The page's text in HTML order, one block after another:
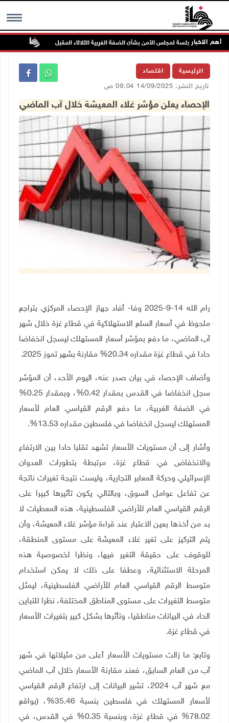
MENU أهم الاخبارجلسة لمجلس الأمن بشأن الضفة الغربية الثلاثاء المقبل
الرئيسية اقتصاد
تاريخ النشر: 14/09/2025 09:04 ص
الإحصاء يعلن مؤشر غلاء المعيشة خلال آب الماضي
رام الله 14-9-2025 وفا- أفاد جهاز الإحصاء المركزي بتراجع
ملحوظ في أسعار السلع الاستهلاكية في قطاع غزة خلال شهر
آب الماضي، ما دفع بمؤشر أسعار المستهلك ليسجل انخفاضا
حادا في قطاع غزة مقداره 20.34% مقارنة بشهر تموز 2025.
وأضاف الإحصاء في بيان صدر عنه، اليوم الأحد، أن المؤشر
سجل انخفاضا في القدس بمقدار 0.42%، وبمقدار 0.25%
في الضفة الغربية، ما دفع الرقم القياسي العام لأسعار
المستهلك ليسجل انخفاضا في فلسطين مقداره 13.53%.
وأشار إلى أن مستويات الأسعار تشهد تقلبا حادا بين الارتفاع
والانخفاض في قطاع غزة، مرتبطة بتطورات العدوان
الإسرائيلي وحركة المعابر التجارية، وليست نتيجة تغيرات ناتجة
عن تفاعل عوامل السوق، وبالتالي يكون تأثيرها كبيرا على
الرقم القياسي العام للأراضي الفلسطينية، هذه المعطيات لا
بد من أخذها بعين الاعتبار عند قراءة مؤشر غلاء المعيشة، وأن
يتم التركيز على تغير غلاء المعيشة على مستوى المنطقة،
للوقوف على حقيقة التغير فيها، ونظرا لخصوصية هذه
المرحلة الاستثنائية، وعطفا على ذلك لا يمكن استخدام
متوسط الرقم القياسي العام للأراضي الفلسطينية، ليمثل
متوسط التغيرات على مستوى المناطق المختلفة، نظرا للتباين
الحاد في البيانات مناطقيا، وتأثرها بشكل كبير بتغيرات الأسعار
في قطاع غزة.
وتابع: ما زالت مستويات الأسعار أعلى من مثيلاتها في شهر
آب من العام السابق، فعند مقارنة الأسعار خلال آب الماضي
مع شهر آب 2024، تشير البيانات إلى ارتفاع الرقم القياسي
لأسعار المستهلك في فلسطين بنسبة 35.46%، (بواقع
78.02% في قطاع غزة، وبنسبة 0.35% في القدس، في